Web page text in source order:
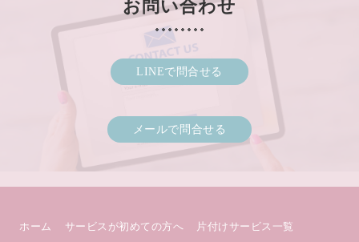
お問い合わせ
LINEで問合せる
メールで問合せる
ホーム サービスが初めての方へ 片付けサービス一覧